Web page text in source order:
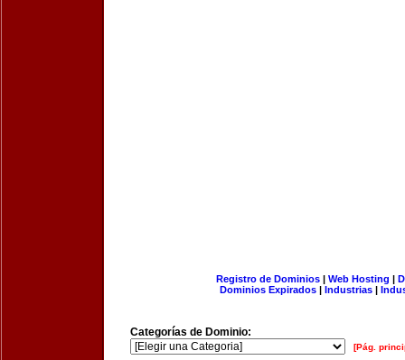
Registro de Dominios| Web Hosting |
Dominios Expirados | Industrias |
Categorías de Dominio:
[Pág.